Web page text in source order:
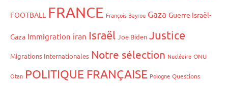
FOOTBALL FRANCE François Bayrou Gaza Guerre Israël-
Gaza Immigration iran Israël Joe Biden Justice
Migrations Internationales Notre sélection Nucléaire ONU
Otan POLITIQUE FRANÇAISE Pologne Questions